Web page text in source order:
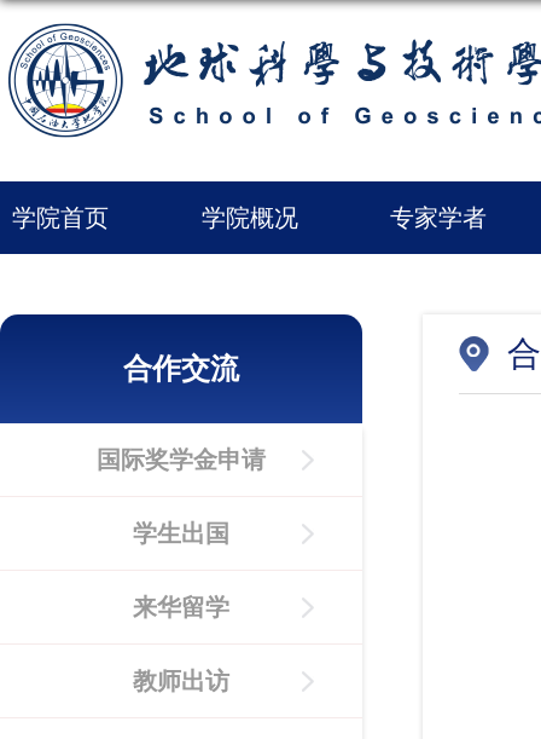
学院首页 学院概况 专家学者
合作交流
国际奖学金申请
学生出国
来华留学
教师出访